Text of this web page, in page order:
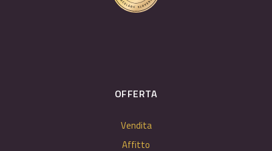
OFFERTA
Vendita
Affitto